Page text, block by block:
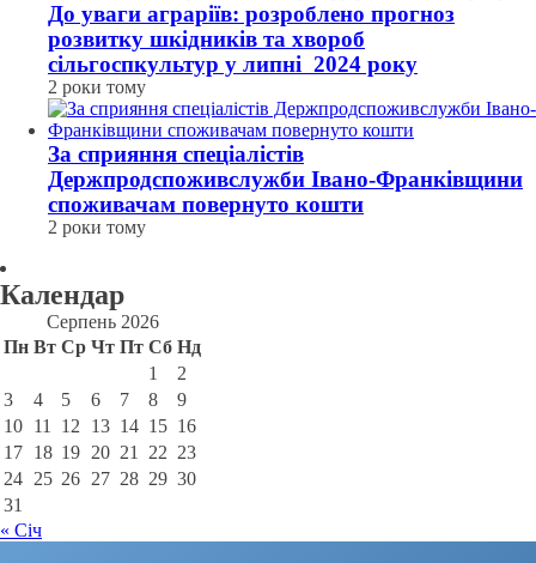
До уваги аграріїв: розроблено прогноз
розвитку шкідників та хвороб
сільгоспкультур у липні 2024 року
2 роки тому
За сприяння спеціалістів
Держпродспоживслужби Івано-Франківщини
споживачам повернуто кошти
2 роки тому
Календар
Серпень 2026
Пн Вт Ср Чт Пт Сб Нд
1
2
3
4 5 6 7 8
9
10 11 12 13 14 15 16
17 18 19 20 21 22 23
24 25 26 27 28 29 30
31
« Січ